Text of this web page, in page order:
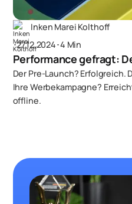
Inken Marei Kolthoff
･27.12.2024･4 Min
Performance gefragt:
Der Pre-Launch? Erfolgreich.
Ihre Werbekampagne?
offline.